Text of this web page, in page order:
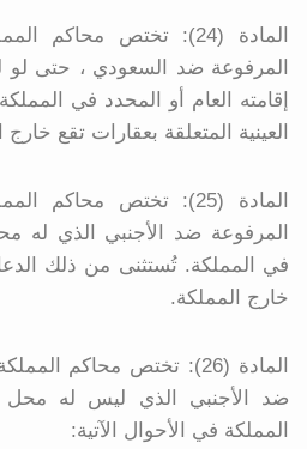
المادة (24): تختص محاكم
المرفوعة ضد السعودي ، حتى
إقامته العام أو المحدد في
العينية المتعلقة بعقارات تقع خارج
المادة (25): تختص محاكم
المرفوعة ضد الأجنبي الذي
في المملكة. تُستثنى من ذلك
خارج المملكة.
المادة (26): تختص محاكم
ضد الأجنبي الذي ليس له
المملكة في الأحوال الآتية: